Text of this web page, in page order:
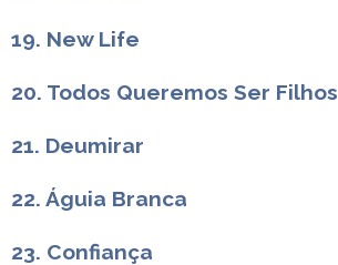
19. New Life
20. Todos Queremos Ser Filhos
21. Deumirar
22. Águia Branca
23. Confiança